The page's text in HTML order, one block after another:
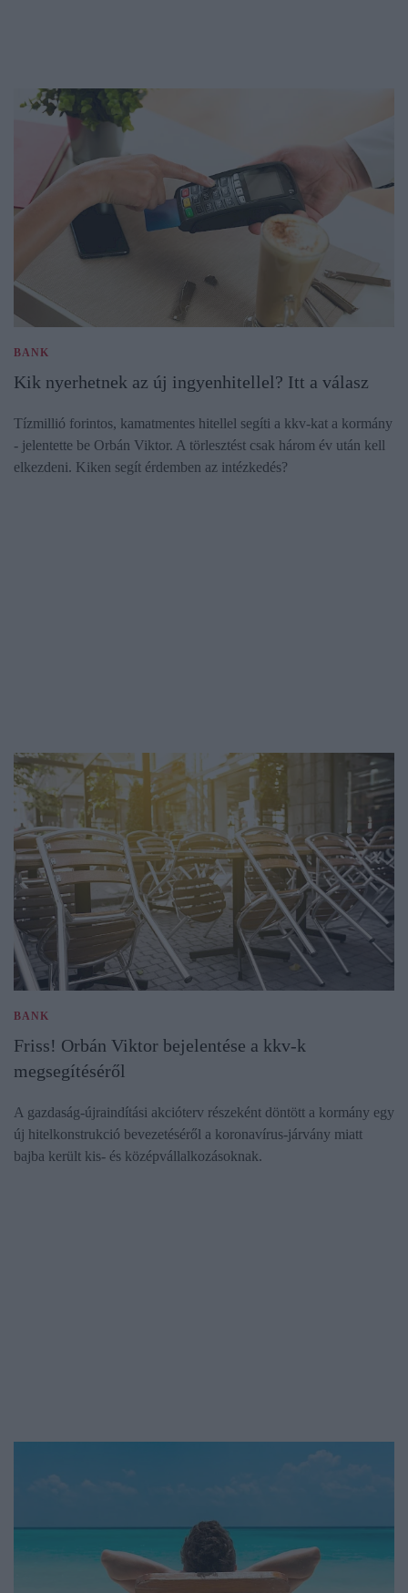
BANK
Kik nyerhetnek az új ingyenhitellel? Itt a válasz
Tízmillió forintos, kamatmentes hitellel segíti a kkv-kat a kormány
- jelentette be Orbán Viktor. A törlesztést csak három év után kell
elkezdeni. Kiken segít érdemben az intézkedés?
BANK
Friss! Orbán Viktor bejelentése a kkv-k
megsegítéséről
A gazdaság-újraindítási akcióterv részeként döntött a kormány egy
új hitelkonstrukció bevezetéséről a koronavírus-járvány miatt
bajba került kis- és középvállalkozásoknak.